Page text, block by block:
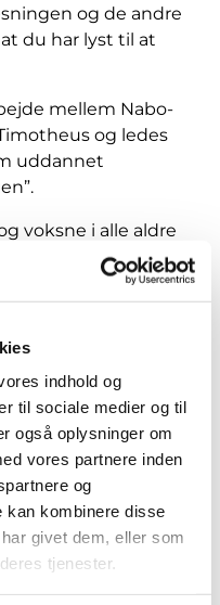
indhold og
til sociale medier og til
også oplysninger om
vores partnere inden
og
kan kombinere disse
givet dem, eller som
tjenester.
og de andre
du har lyst til at
mellem Nabo-
og ledes
uddannet
voksne i alle aldre